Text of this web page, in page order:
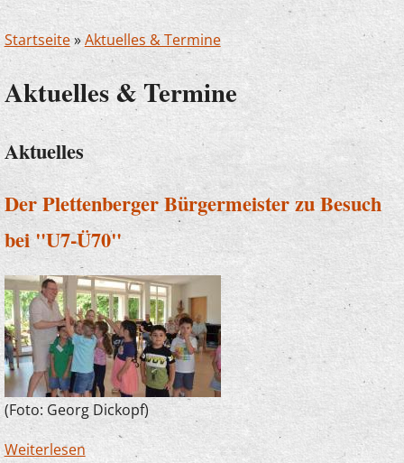
Startseite»Aktuelles & Termine
Aktuelles & Termine
Aktuelles
Der Plettenberger Bürgermeister zu Besuch
bei "U7-Ü70"
(Foto: Georg Dickopf)
Weiterlesenüber Der Plettenberger Bürgermeister zu